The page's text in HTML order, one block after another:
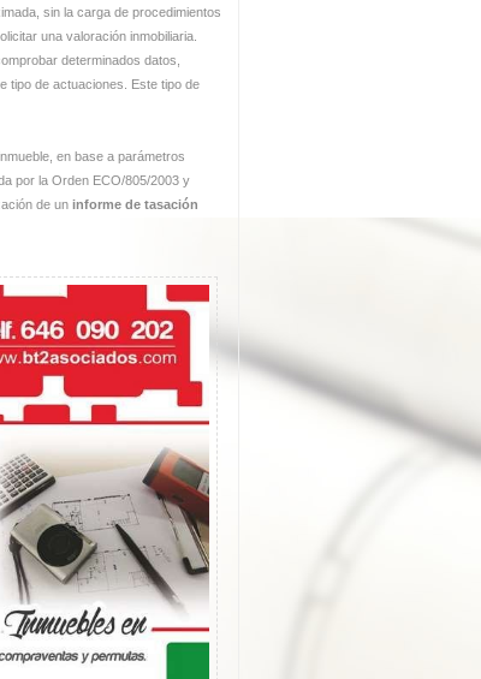
sin la carga de procedimientos
una valoración inmobiliaria.
determinados datos,
tipo de actuaciones. Este tipo de
en base a parámetros
por la Orden ECO/805/2003 y
de uninforme de tasación